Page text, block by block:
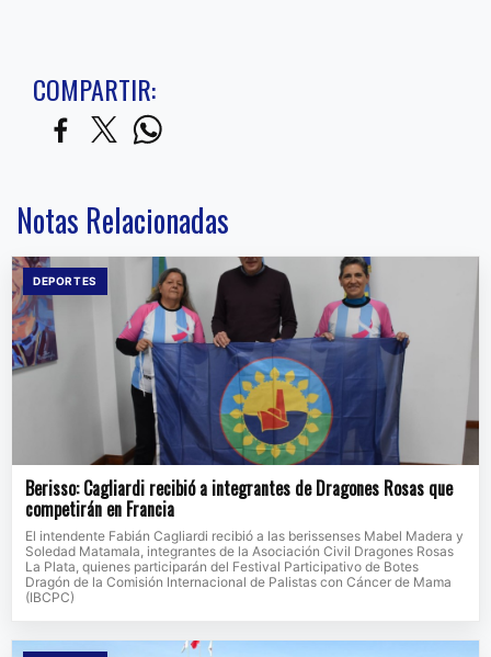
COMPARTIR:
Notas Relacionadas
DEPORTES
Berisso: Cagliardi recibió a integrantes de Dragones Rosas que
competirán en Francia
El intendente Fabián Cagliardi recibió a las berissenses Mabel Madera y
Soledad Matamala, integrantes de la Asociación Civil Dragones Rosas
La Plata, quienes participarán del Festival Participativo de Botes
Dragón de la Comisión Internacional de Palistas con Cáncer de Mama
(IBCPC)